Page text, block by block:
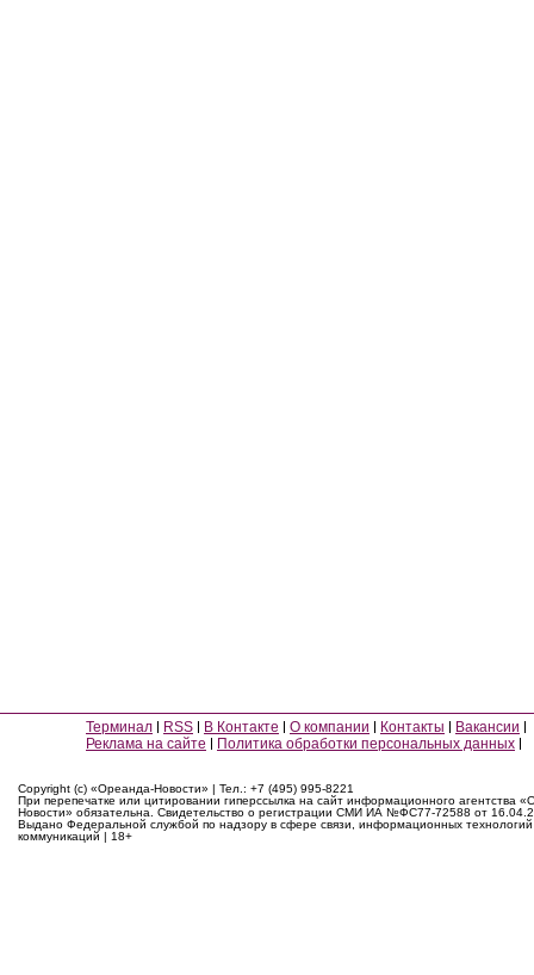
Терминал RSS В Контакте О компании Контакты
Вакансии
Реклама на сайте
Политика обработки персональных данных
Copyright (c) «Ореанда-Новости» | Тел.: +7 (495) 995-8221
При перепечатке или цитировании гиперссылка на сайт информационного агентства
Новости» обязательна. Свидетельство о регистрации СМИ ИА №ФС77-72588 от
Выдано Федеральной службой по надзору в сфере связи, информационных
коммуникаций | 18+